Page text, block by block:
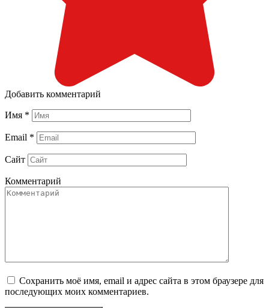
Добавить комментарий
Имя *
Email *
Сайт
Комментарий
Сохранить моё имя, email и адрес сайта в этом браузере для
последующих моих комментариев.